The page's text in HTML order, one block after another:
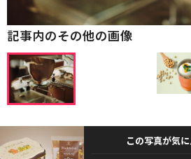
記事内のその他の画像
この写真が気